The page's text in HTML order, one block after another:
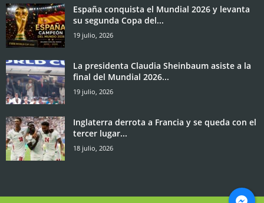
España conquista el Mundial 2026 y levanta
su segunda Copa del...
19 julio, 2026
La presidenta Claudia Sheinbaum asiste a la
final del Mundial 2026...
19 julio, 2026
Inglaterra derrota a Francia y se queda con el
tercer lugar...
18 julio, 2026